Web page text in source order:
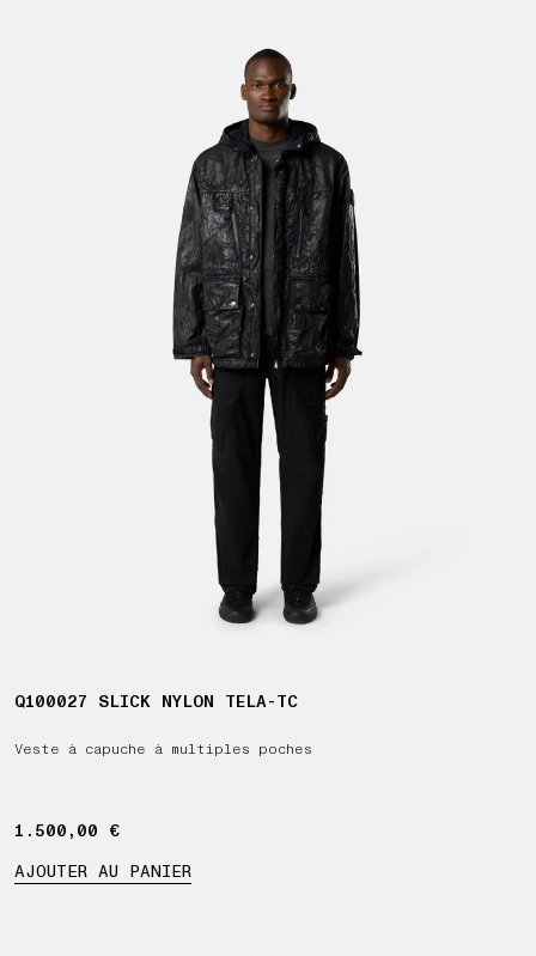
Q100027 SLICK NYLON TELA-TC
Veste à capuche à multiples poches
1.500,00 €
1.500,00 €
AJOUTER AU PANIER